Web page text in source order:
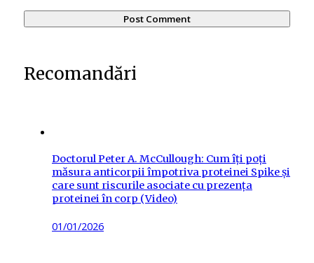
Recomandări
Doctorul Peter A. McCullough: Cum îți poți
măsura anticorpii împotriva proteinei Spike și
care sunt riscurile asociate cu prezența
proteinei în corp (Video)
Posted
01/01/2026